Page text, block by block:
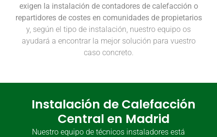
exigen la instalación de contadores de calefacción o
repartidores de costes en comunidades de propietarios
y, según el tipo de instalación, nuestro equipo os
ayudará a encontrar la mejor solución para vuestro
caso concreto.
Instalación de Calefacción
Central en Madrid
Nuestro equipo de técnicos instaladores está